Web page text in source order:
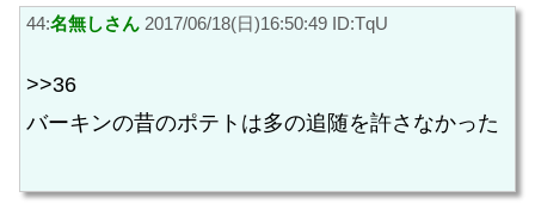
44:名無しさん 2017/06/18(日)16:50:49 ID:TqU
>>36
バーキンの昔のポテトは多の追随を許さなかった